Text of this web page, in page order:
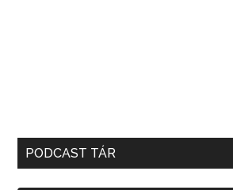
PODCAST TÁR